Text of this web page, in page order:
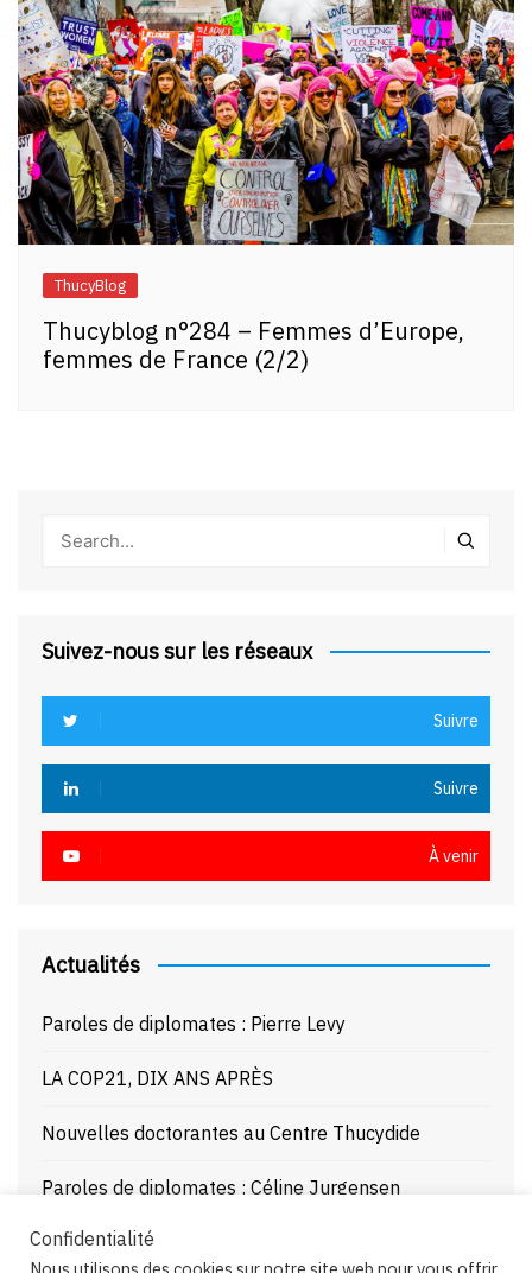
ThucyBlog
Thucyblog n°284 – Femmes d’Europe,
femmes de France (2/2)
Suivez-nous sur les réseaux
Suivre
Suivre
À venir
Actualités
Paroles de diplomates : Pierre Levy
LA COP21, DIX ANS APRÈS
Nouvelles doctorantes au Centre Thucydide
Paroles de diplomates : Céline Jurgensen
Journée d’étude : La Mer Noire enjeux stratégiques
Confidentialité